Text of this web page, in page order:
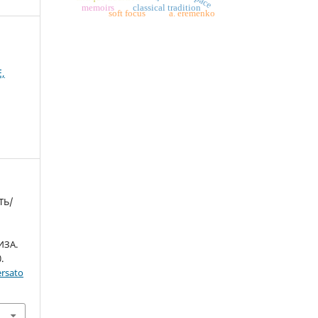
classical tradition
a. eremenko
memoirs
soft focus